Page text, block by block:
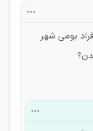
بومی شهر